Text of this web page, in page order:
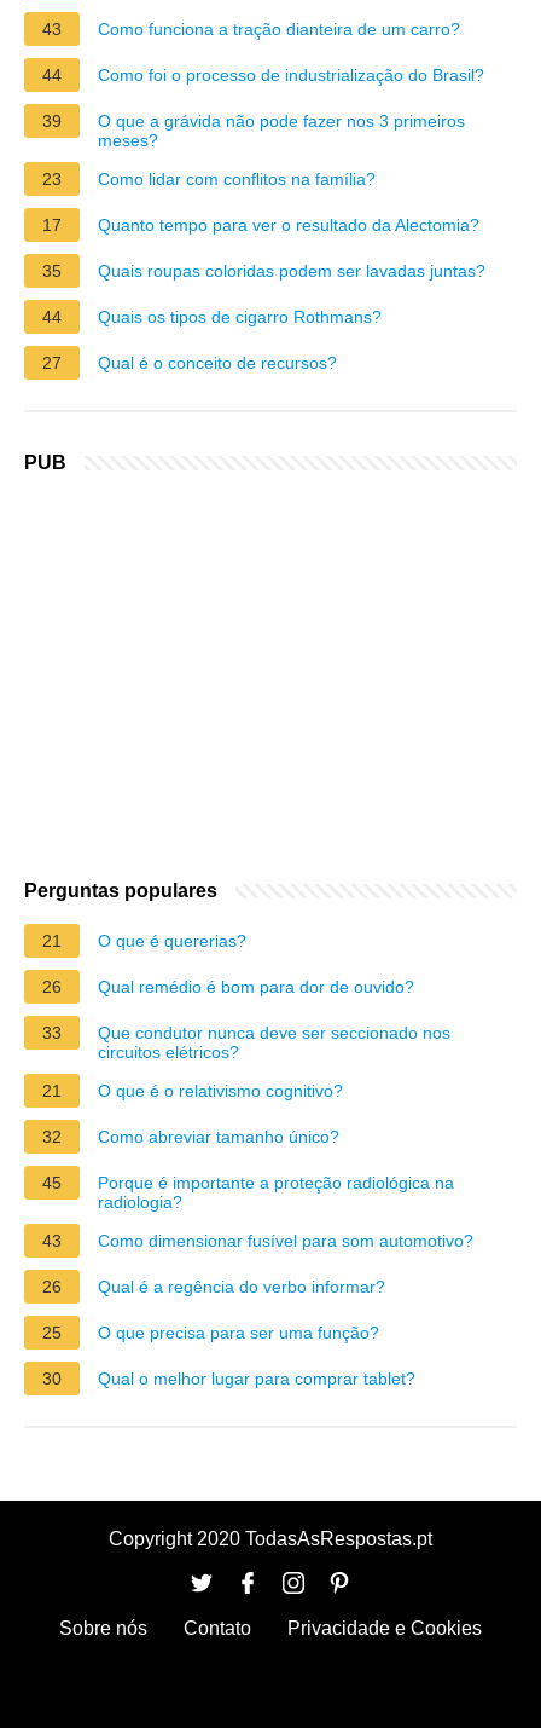
43 Como funciona a tração dianteira de um carro?
44 Como foi o processo de industrialização do Brasil?
39
O que a grávida não pode fazer nos 3 primeiros
meses?
23
Como lidar com conflitos na família?
17 Quanto tempo para ver o resultado da Alectomia?
35 Quais roupas coloridas podem ser lavadas juntas?
44 Quais os tipos de cigarro Rothmans?
27 Qual é o conceito de recursos?
PUB
Perguntas populares
21 O que é quererias?
26 Qual remédio é bom para dor de ouvido?
33
Que condutor nunca deve ser seccionado nos
circuitos elétricos?
21
O que é o relativismo cognitivo?
32 Como abreviar tamanho único?
45
Porque é importante a proteção radiológica na
radiologia?
43
Como dimensionar fusível para som automotivo?
26 Qual é a regência do verbo informar?
25 O que precisa para ser uma função?
30 Qual o melhor lugar para comprar tablet?
Copyright 2020 TodasAsRespostas.pt
Sobre nós Contato Privacidade e Cookies